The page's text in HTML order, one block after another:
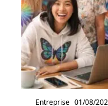
Entreprise 01/08/